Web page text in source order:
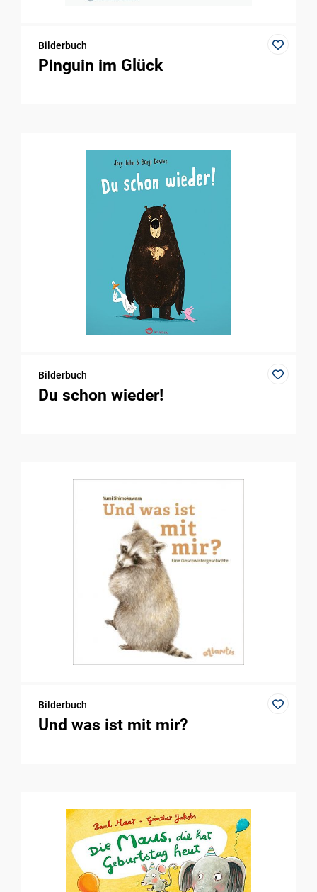
Bilderbuch
Pinguin im Glück
Bilderbuch
Du schon wieder!
Bilderbuch
Und was ist mit mir?